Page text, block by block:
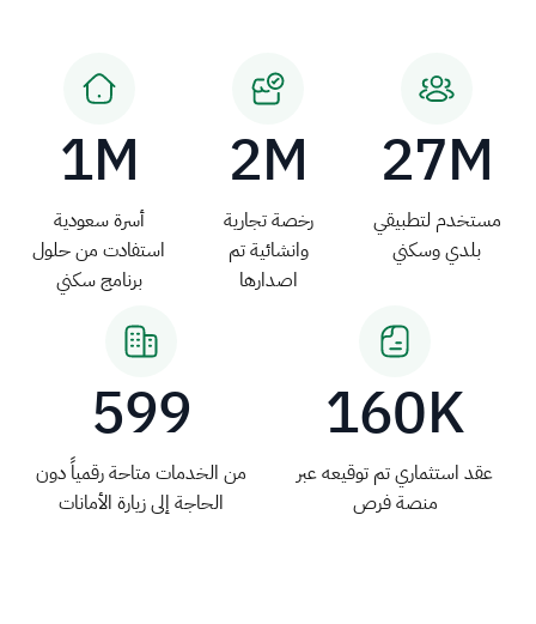
27M
مستخدم لتطبيقي
بلدي وسكني
2M
رخصة تجارية
وانشائية تم
اصدارها
1M
أسرة سعودية
استفادت من حلول
برنامج سكني
160K
عقد استثماري تم توقيعه عبر
منصة فرص
599
من الخدمات متاحة رقمياً دون
الحاجة إلى زيارة الأمانات